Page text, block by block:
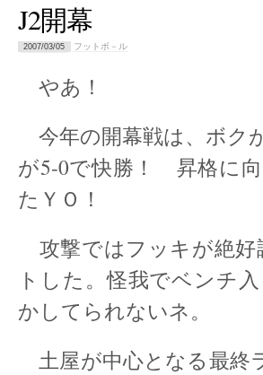
J2開幕
2007/03/05 フットボ－ル
やあ！
今年の開幕戦は、ボク
が5-0で快勝！ 昇格に
たＹＯ！
攻撃ではフッキが絶好
トした。怪我でベンチ
かしてられないネ。
土屋が中心となる最終